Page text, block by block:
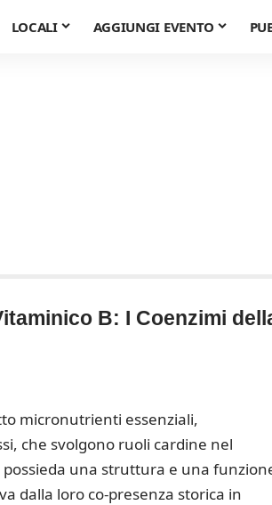
LOCALI AGGIUNGI EVENTO
B: I Coenzimi
micronutrienti essenziali,
che svolgono ruoli cardine nel
una struttura e una
dalla loro co-presenza storica in